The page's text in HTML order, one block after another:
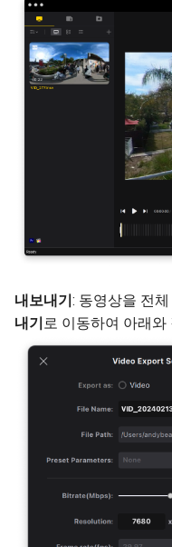
내보내기 : 동영상을 전
내기 로 이동하여 아래와